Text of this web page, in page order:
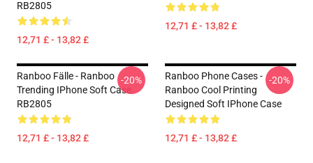
RB2805
12,71 £ - 13,82 £
12,71 £ - 13,82 £
Ranboo Fälle - Ranboo
Trending IPhone Soft Case
RB2805
12,71 £ - 13,82 £
-20%
Ranboo Phone Cases -
Ranboo Cool Printing
Designed Soft IPhone Case
12,71 £ - 13,82 £
-20%